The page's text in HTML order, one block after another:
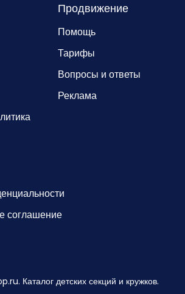
Продвижение
Помощь
Тарифы
Вопросы и ответы
Реклама
соглашение
Каталог детских секций и кружков.